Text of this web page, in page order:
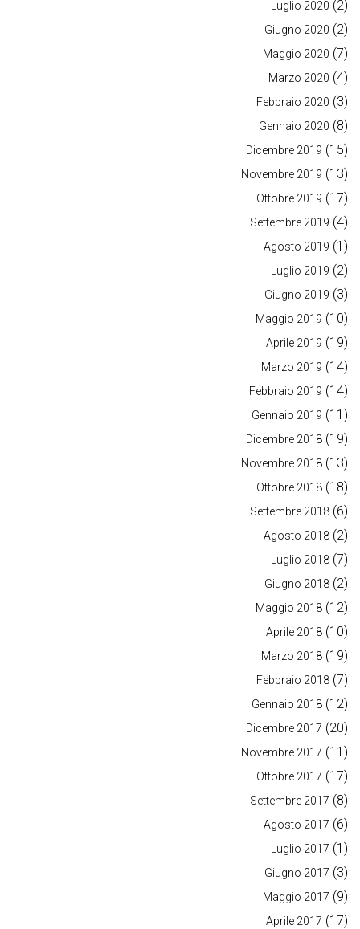
Luglio 2020 (2)
Giugno 2020 (2)
Maggio 2020 (7)
Marzo 2020 (4)
Febbraio 2020 (3)
Gennaio 2020 (8)
Dicembre 2019 (15)
Novembre 2019 (13)
Ottobre 2019 (17)
Settembre 2019 (4)
Agosto 2019 (1)
Luglio 2019 (2)
Giugno 2019 (3)
Maggio 2019 (10)
Aprile 2019 (19)
Marzo 2019 (14)
Febbraio 2019 (14)
Gennaio 2019 (11)
Dicembre 2018 (19)
Novembre 2018 (13)
Ottobre 2018 (18)
Settembre 2018 (6)
Agosto 2018 (2)
Luglio 2018 (7)
Giugno 2018 (2)
Maggio 2018 (12)
Aprile 2018 (10)
Marzo 2018 (19)
Febbraio 2018 (7)
Gennaio 2018 (12)
Dicembre 2017 (20)
Novembre 2017 (11)
Ottobre 2017 (17)
Settembre 2017 (8)
Agosto 2017 (6)
Luglio 2017 (1)
Giugno 2017 (3)
Maggio 2017 (9)
Aprile 2017 (17)